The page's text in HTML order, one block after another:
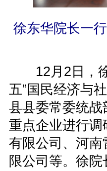
徐东华院长一
12月2日，徐
五”国民经济与
县县委常委统
重点企业进行
有限公司、河
限公司等。徐